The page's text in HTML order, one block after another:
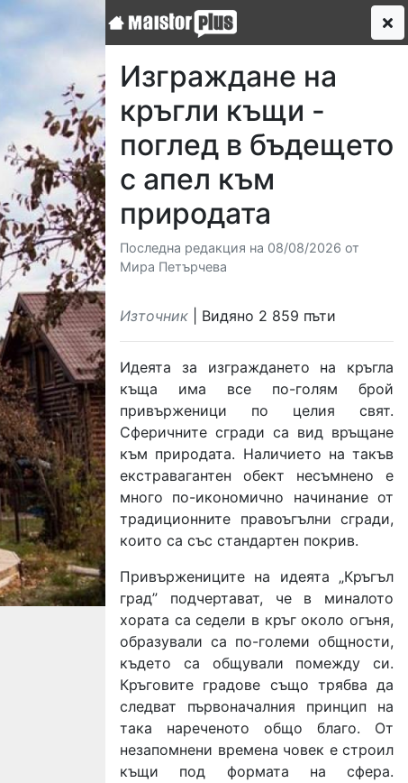
Изграждане на
кръгли къщи -
поглед в бъдещето
с апел към
природата
Последна редакция на 08/08/2026 от
Мира Петърчева
Източник | Видяно 2 859 пъти
Идеята за изграждането на кръгла
къща има все по-голям брой
привърженици по целия свят.
Сферичните сгради са вид връщане
към природата. Наличието на такъв
екстравагантен обект несъмнено е
много по-икономично начинание от
традиционните правоъгълни сгради,
които са със стандартен покрив.
Привържениците на идеята „Кръгъл
град” подчертават, че в миналото
хората са седели в кръг около огъня,
образували са по-големи общности,
където са общували помежду си.
Кръговите градове също трябва да
следват първоначалния принцип на
така нареченото общо благо. От
незапомнени времена човек е строил
къщи под формата на сфера.